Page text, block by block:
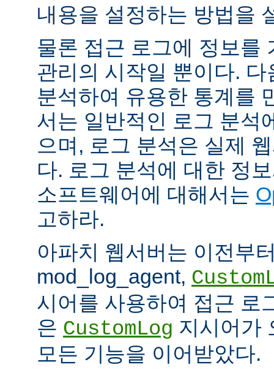
내용을 설정하는 방법을
물론 접근 로그에 정보를
관리의 시작일 뿐이다.
분석하여 유용한 통계를
서는 일반적인 로그 분석
으며, 로그 분석은 실제
다. 로그 분석에 대한 정
소프트웨어에 대해서는
고하라.
아파치 웹서버는 이전부
mod_log_agent,
시어를 사용하여 접근 로
은 CustomLog 지시어가
모든 기능을 이어받았다.